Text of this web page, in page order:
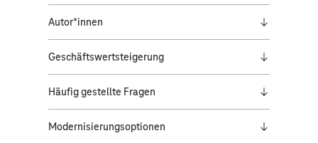
Autor*innen
Geschäftswertsteigerung
Häufig gestellte Fragen
Modernisierungsoptionen